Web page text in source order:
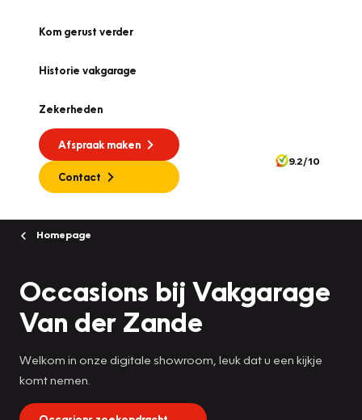
Kom gerust verder
Historie vakgarage
Zekerheden
Afspraak maken
Contact
9.2/10
Homepage
Occasions bij Vakgarage
Van der Zande
Welkom in onze digitale showroom, leuk dat u een kijkje
komt nemen.